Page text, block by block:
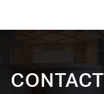
CONTACT